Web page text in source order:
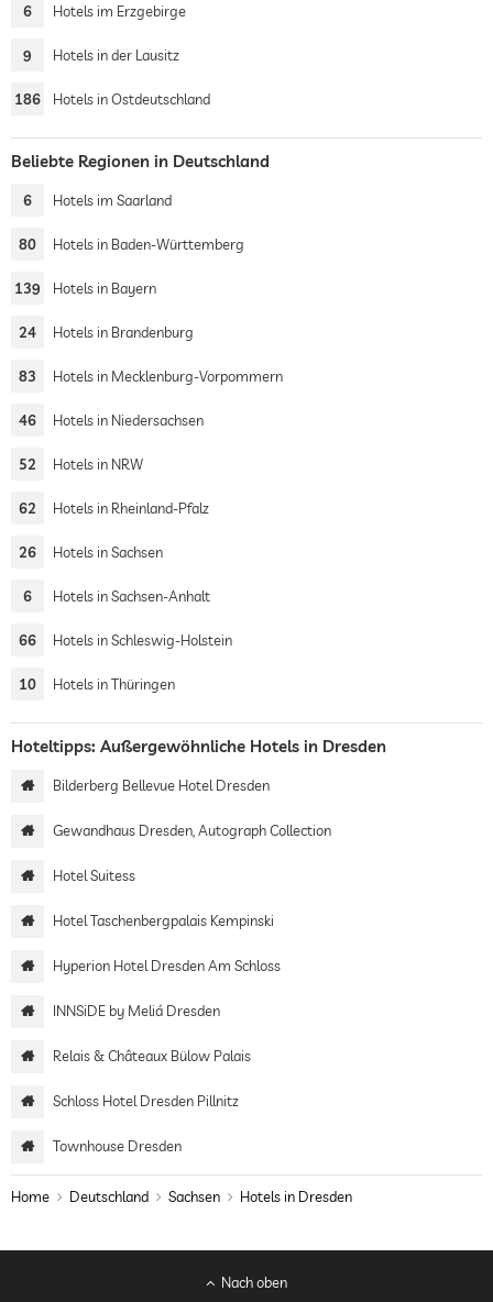
6 Hotels im Erzgebirge
9 Hotels in der Lausitz
186 Hotels in Ostdeutschland
Beliebte Regionen in Deutschland
6 Hotels im Saarland
80 Hotels in Baden-Württemberg
139 Hotels in Bayern
24 Hotels in Brandenburg
83 Hotels in Mecklenburg-Vorpommern
46 Hotels in Niedersachsen
52 Hotels in NRW
62 Hotels in Rheinland-Pfalz
26 Hotels in Sachsen
6 Hotels in Sachsen-Anhalt
66 Hotels in Schleswig-Holstein
10 Hotels in Thüringen
Hoteltipps: Außergewöhnliche Hotels in Dresden
Bilderberg Bellevue Hotel Dresden
Gewandhaus Dresden, Autograph Collection
Hotel Suitess
Hotel Taschenbergpalais Kempinski
Hyperion Hotel Dresden Am Schloss
INNSiDE by Meliá Dresden
Relais & Châteaux Bülow Palais
Schloss Hotel Dresden Pillnitz
Townhouse Dresden
Home Deutschland Sachsen Hotels in Dresden
Nach oben